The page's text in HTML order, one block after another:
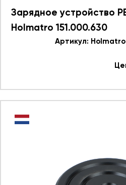
Зарядное устройство
Holmatro 151.000.630
Артикул: Holmatro